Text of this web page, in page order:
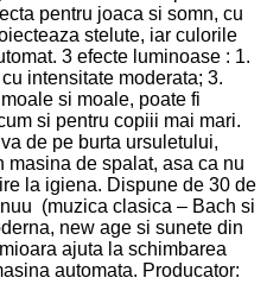
pentru joaca si somn, cu
stelute, iar culorile
3 efecte luminoase : 1.
intensitate moderata; 3.
si moale, poate fi
si pentru copiii mai mari.
de pe burta ursuletului,
de spalat, asa ca nu
la igiena. Dispune de 30 de
(muzica clasica – Bach si
new age si sunete din
ajuta la schimbarea
automata. Producator: